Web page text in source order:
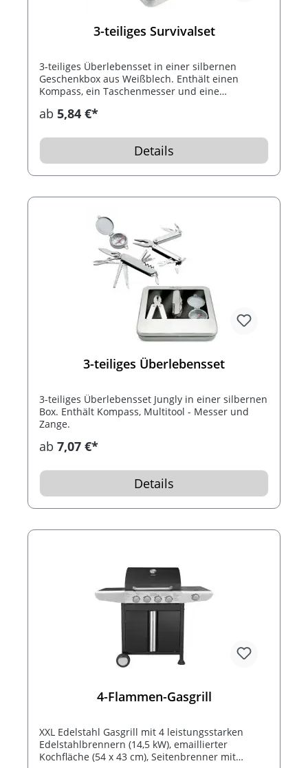
3-teiliges Survivalset
3-teiliges Überlebensset in einer silbernen
Geschenkbox aus Weißblech. Enthält einen
Kompass, ein Taschenmesser und eine
ab 5,84 €*
Details
3-teiliges Überlebensset
3-teiliges Überlebensset Jungly in einer silbernen
Box. Enthält Kompass, Multitool - Messer und
Zange.
ab 7,07 €*
Details
4-Flammen-Gasgrill
XXL Edelstahl Gasgrill mit 4 leistungsstarken
Edelstahlbrennern (14,5 kW), emaillierter
Kochfläche (54 x 43 cm), Seitenbrenner mit